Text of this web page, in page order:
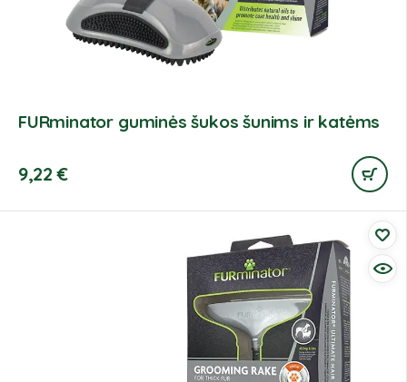
FURminator guminės šukos šunims ir katėms
9,22€